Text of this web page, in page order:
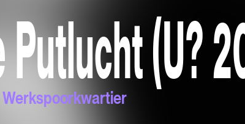
(U?
Werkspoorkwartier